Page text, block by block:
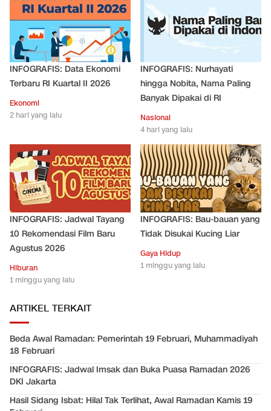
INFOGRAFIS: Data Ekonomi
Terbaru RI Kuartal II 2026
Ekonomi
2 hari yang lalu
INFOGRAFIS: Nurhayati
hingga Nobita, Nama Paling
Banyak Dipakai di RI
Nasional
4 hari yang lalu
INFOGRAFIS: Jadwal Tayang
10 Rekomendasi Film Baru
Agustus 2026
Hiburan
1 minggu yang lalu
INFOGRAFIS: Bau-bauan yang
Tidak Disukai Kucing Liar
Gaya Hidup
1 minggu yang lalu
ARTIKEL TERKAIT
Beda Awal Ramadan: Pemerintah 19 Februari, Muhammadiyah
18 Februari
INFOGRAFIS: Jadwal Imsak dan Buka Puasa Ramadan 2026
DKI Jakarta
Hasil Sidang Isbat: Hilal Tak Terlihat, Awal Ramadan Kamis 19